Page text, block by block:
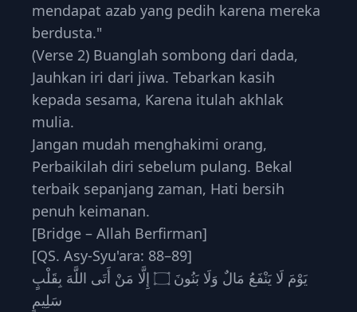
mendapat azab yang pedih karena mereka
berdusta."
(Verse 2) Buanglah sombong dari dada,
Jauhkan iri dari jiwa. Tebarkan kasih
kepada sesama, Karena itulah akhlak
mulia.
Jangan mudah menghakimi orang,
Perbaikilah diri sebelum pulang. Bekal
terbaik sepanjang zaman, Hati bersih
penuh keimanan.
[Bridge – Allah Berfirman]
[QS. Asy-Syu'ara: 88–89]
يَوْمَ لَا يَنْفَعُ مَالٌ وَلَا بَنُونَ ۝ إِلَّا مَنْ أَتَى اللَّهَ بِقَلْبٍ
سَلِيمٍ